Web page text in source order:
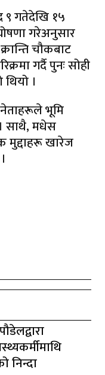
९ गतेदेखि १५
गरेअनुसार
चौकबाट
गर्दै पुनः सोही
।
भूमि
साथै, मधेस
मुद्दाहरू खारेज